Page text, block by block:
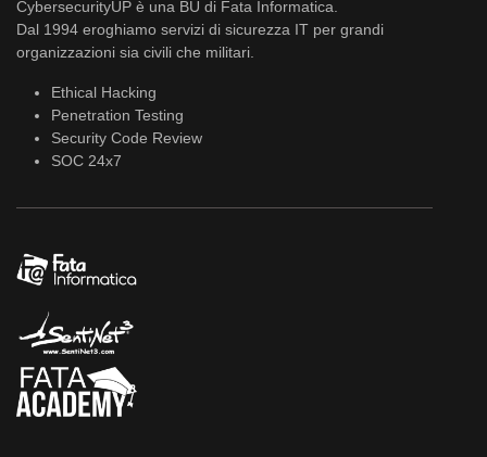
CybersecurityUP è una BU di Fata Informatica.
Dal 1994 eroghiamo servizi di sicurezza IT per grandi
organizzazioni sia civili che militari.
Ethical Hacking
Penetration Testing
Security Code Review
SOC 24x7